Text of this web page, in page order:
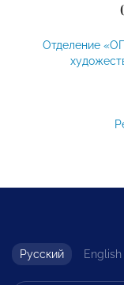
Отделение
Русский English